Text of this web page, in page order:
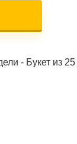
- Букет из 25